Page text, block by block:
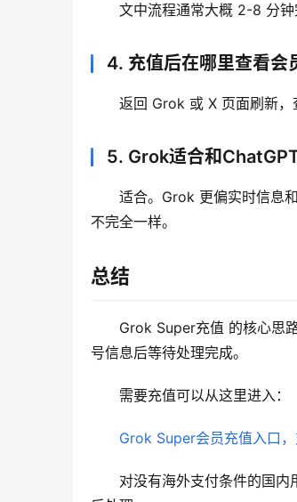
文中流程通常大概 2-8 分钟
4. 充值后在哪里查看会
返回 Grok 或 X 页面刷新，
5. Grok适合和
适合。Grok 更偏实时信息
不完全一样。
总结
Grok Super充值 的核心思
号信息后等待处理完成。
需要充值可以从这里进入：
Grok Super会员充值入口
对没有海外支付条件的国